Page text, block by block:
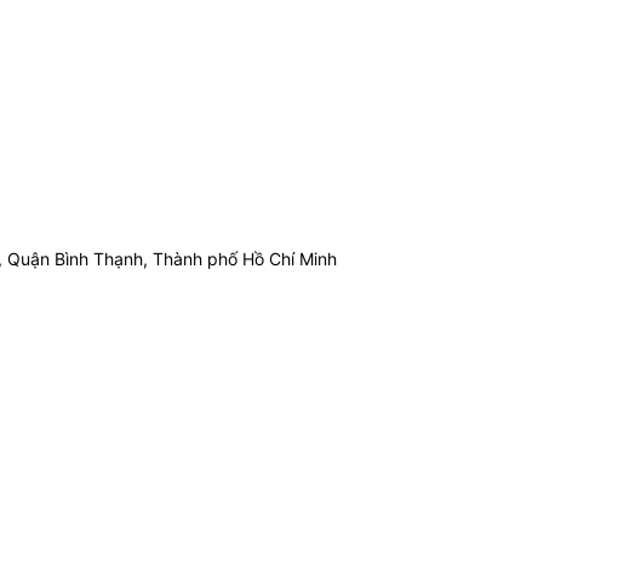
Bình Thạnh, Thành phố Hồ Chí Minh